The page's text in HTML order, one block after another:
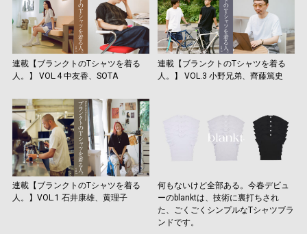
連載【ブランクトのTシャツを着る
人。】 VOL.4 中友香、SOTA
連載【ブランクトのTシャツを着る
人。】 VOL.3 小野兄弟、齊藤篤史
連載【ブランクトのTシャツを着る
人。】VOL.1 石井康雄、黄理子
何もないけど全部ある。今春デビュ
ーのblanktは、技術に裏打ちされ
た、ごくごくシンプルなTシャツブラ
ンドです。